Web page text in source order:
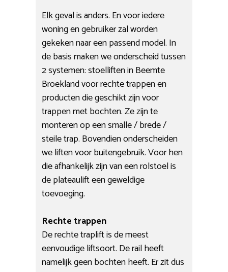
Elk geval is anders. En voor iedere
woning en gebruiker zal worden
gekeken naar een passend model. In
de basis maken we onderscheid tussen
2 systemen: stoelliften in Beemte
Broekland voor rechte trappen en
producten die geschikt zijn voor
trappen met bochten. Ze zijn te
monteren op een smalle / brede /
steile trap. Bovendien onderscheiden
we liften voor buitengebruik. Voor hen
die afhankelijk zijn van een rolstoel is
de plateaulift een geweldige
toevoeging.
Rechte trappen
De rechte traplift is de meest
eenvoudige liftsoort. De rail heeft
namelijk geen bochten heeft. Er zit dus